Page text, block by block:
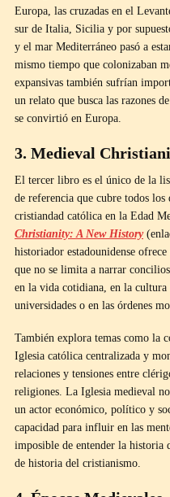
Europa, las cruzadas en el
sur de Italia, Sicilia y por
y el mar Mediterráneo pasó a
mismo tiempo que colonizaban
expansivas también sufrían
un relato que busca las razones
se convirtió en Europa.
3. Medieval
El tercer libro es el único de la
de referencia que cubre todos
cristiandad católica en la Edad
Christianity: A New History
historiador estadounidense
que no se limita a narrar
en la vida cotidiana, en la
universidades o en las órdenes
También explora temas como la
Iglesia católica centralizada y
relaciones y tensiones entre
religiones. La Iglesia medieval
un actor económico, político y
capacidad para influir en las
imposible de entender la historia
de historia del cristianismo.